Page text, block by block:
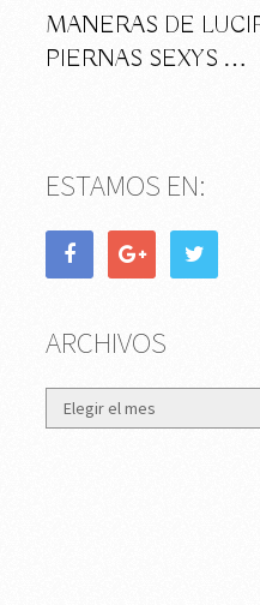
MANERAS DE
PIERNAS SEXYS …
ESTAMOS EN:
ARCHIVOS
Archivos